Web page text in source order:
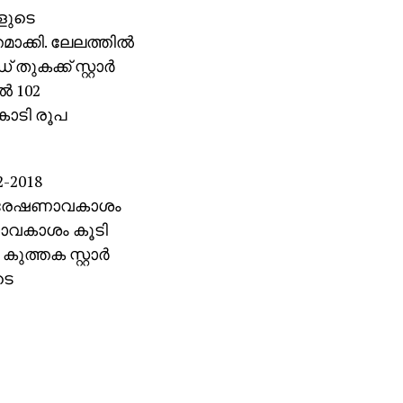
ലേലത്തില്‍
തുകക്ക് സ്റ്റാര്‍
102
രൂപ
കൂടി
സ്റ്റാര്‍